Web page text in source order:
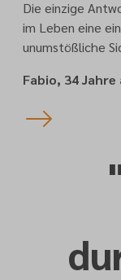
Die einzige
im Leben eine
unumstößliche
Fabio, 34